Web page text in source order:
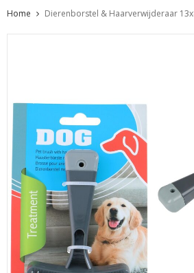
Home Dierenborstel & Haarverwijderaar